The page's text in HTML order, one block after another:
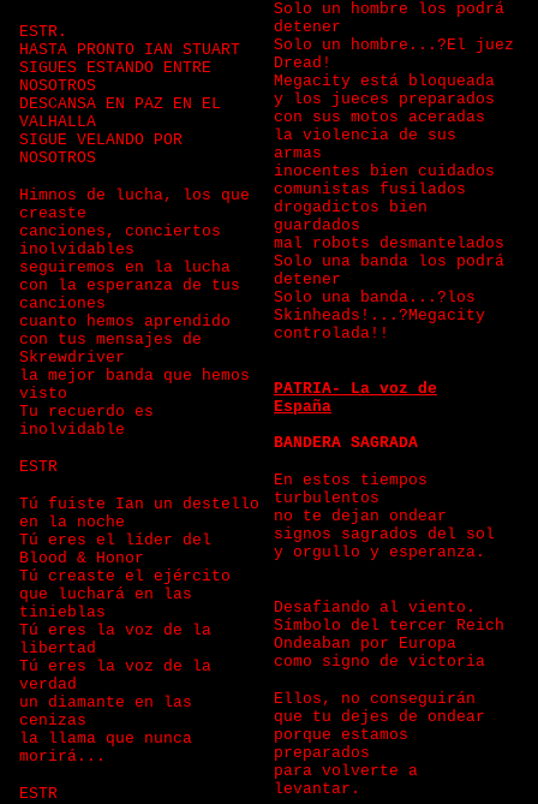
ESTR.
HASTA PRONTO IAN STUART
SIGUES ESTANDO ENTRE
NOSOTROS
DESCANSA EN PAZ EN EL
VALHALLA
SIGUE VELANDO POR
NOSOTROS
Himnos de lucha, los que
creaste
canciones, conciertos
inolvidables
seguiremos en la lucha
con la esperanza de tus
canciones
cuanto hemos aprendido
con tus mensajes de
Skrewdriver
la mejor banda que hemos
visto
Tu recuerdo es
inolvidable
ESTR
Tú fuiste Ian un destello
en la noche
Tú eres el líder del
Blood & Honor
Tú creaste el ejército
que luchará en las
tinieblas
Tú eres la voz de la
libertad
Tú eres la voz de la
verdad
un diamante en las
cenizas
la llama que nunca
morirá...
ESTR
Solo un hombre los podrá
detener
Solo un hombre...?El juez
Dread!
Megacity está bloqueada
y los jueces preparados
con sus motos aceradas
la violencia de sus
armas
inocentes bien cuidados
comunistas fusilados
drogadictos bien
guardados
mal robots desmantelados
Solo una banda los podrá
detener
Solo una banda...?los
Skinheads!...?Megacity
controlada!!
PATRIA- La voz de
España
BANDERA SAGRADA
En estos tiempos
turbulentos
no te dejan ondear
signos sagrados del sol
y orgullo y esperanza.
Desafiando al viento.
Símbolo del tercer Reich
Ondeaban por Europa
como signo de victoria
Ellos, no conseguirán
que tu dejes de ondear
porque estamos
preparados
para volverte a
levantar.